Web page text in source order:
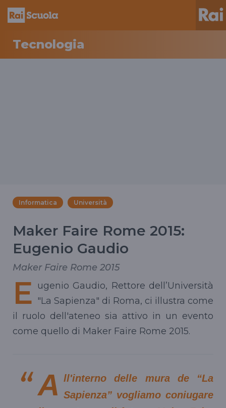
Tecnologia
Informatica Università
Maker Faire Rome 2015:
Eugenio Gaudio
Maker Faire Rome 2015
E ugenio Gaudio, Rettore dell’Università
"La Sapienza" di Roma, ci illustra come
il ruolo dell'ateneo sia attivo in un evento
come quello di Maker Faire Rome 2015.
A ll'interno delle mura de “La
Sapienza” vogliamo coniugare